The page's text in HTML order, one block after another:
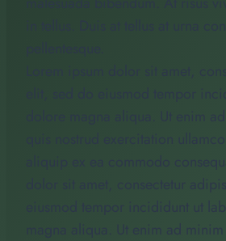
aliquip ex ea commodo
dolor sit amet, consectetur
eiusmod tempor incididunt ut
magna aliqua. Ut enim ad